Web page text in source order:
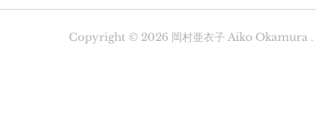
Copyright © 2026 岡村亜衣子 Aiko Okamura .